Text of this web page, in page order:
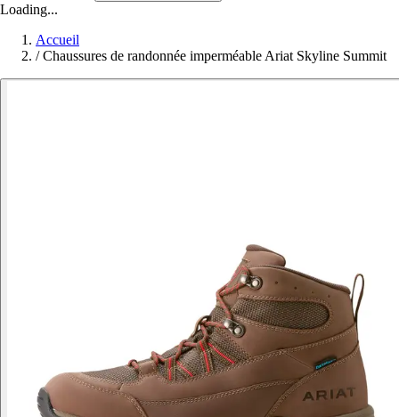
Loading...
Accueil
/ Chaussures de randonnée imperméable Ariat Skyline Summit